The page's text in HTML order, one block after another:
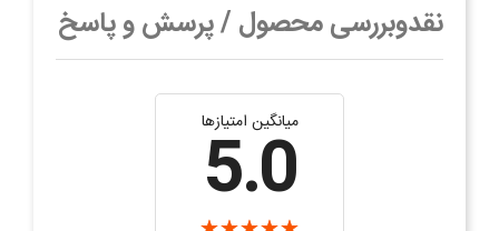
نقدوبررسی محصول / پرسش و پاسخ
میانگین امتیازها
5.0